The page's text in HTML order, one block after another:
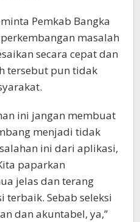
Pemkab Bangka
masalah
secara cepat dan
tersebut pun tidak
ini jangan membuat
menjadi tidak
ini dari aplikasi,
paparkan
jelas dan terang
terbaik. Sebab seleksi
dan akuntabel, ya,”